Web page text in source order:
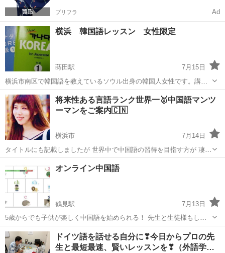
プリフラ Ad
横浜 韓国語レッスン 女性限定
蒔田駅
7月15日
横浜市南区で韓国語を教えているソウル出身の韓国人女性です。講師
暦は19年になります。対面レッスンとオンラインレッスン、ご都合に
合わせて選べます。初心者から上級者まで。主にNEWカナダコリアン
のテキストを使って学習します。 ...
神奈川 横浜市 蒔田駅 韓国語 レッスン
将来性ある言語ランク世界一🥇中国語マンツ
ーマンをご案内🇨🇳
横浜市
7月14日
タイトルにも記載しましたが 世界中で中国語の習得を目指す方が 凄く
増加しています🇨🇳 中国語を 世界で活用している数は 二位の13億人
と言われており 一位の英語の15億人と同じく 凄く沢山の方が活用され
ています。 三...
中国語 レッスン
オンライン中国語
鶴見駅
7月13日
5歳からでも子供が楽しく中国語を始められる！ 先生と生徒様もしく
は親子でレッスンを受けられるオンライン中国語です。 日本語を使い
ながら中国語が学べるので、初めての中国語学習でも安心です！ さら
に、無料体験レッスン2回受...
神奈川 横浜市 鶴見駅 中国語 オンライン
ドイツ語を話せる自分に❣今日からプロの先
生と最短最速、賢いレッスンを❣（外語学…